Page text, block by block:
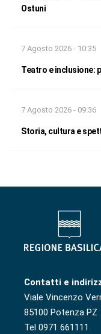
Ostuni
7 Agosto 2026 - 10:35
Teatro e inclusione:
7 Agosto 2026 - 09:36
Storia, cultura e
Contatti e
Viale Vincenzo
85100 Potenza PZ
Tel 0971 661111